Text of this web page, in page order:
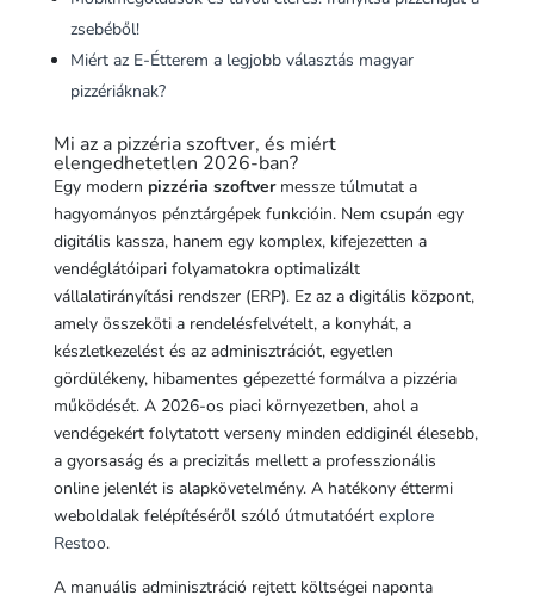
zsebéből!
Miért az E-Étterem a legjobb választás magyar
pizzériáknak?
Mi az a pizzéria szoftver, és miért
elengedhetetlen 2026-ban?
Egy modern pizzéria szoftvermessze túlmutat a
hagyományos pénztárgépek funkcióin. Nem csupán egy
digitális kassza, hanem egy komplex, kifejezetten a
vendéglátóipari folyamatokra optimalizált
vállalatirányítási rendszer (ERP). Ez az a digitális központ,
amely összeköti a rendelésfelvételt, a konyhát, a
készletkezelést és az adminisztrációt, egyetlen
gördülékeny, hibamentes gépezetté formálva a pizzéria
működését. A 2026-os piaci környezetben, ahol a
vendégekért folytatott verseny minden eddiginél élesebb,
a gyorsaság és a precizitás mellett a professzionális
online jelenlét is alapkövetelmény. A hatékony éttermi
weboldalak felépítéséről szóló útmutatóért explore
Restoo.
A manuális adminisztráció rejtett költségei naponta